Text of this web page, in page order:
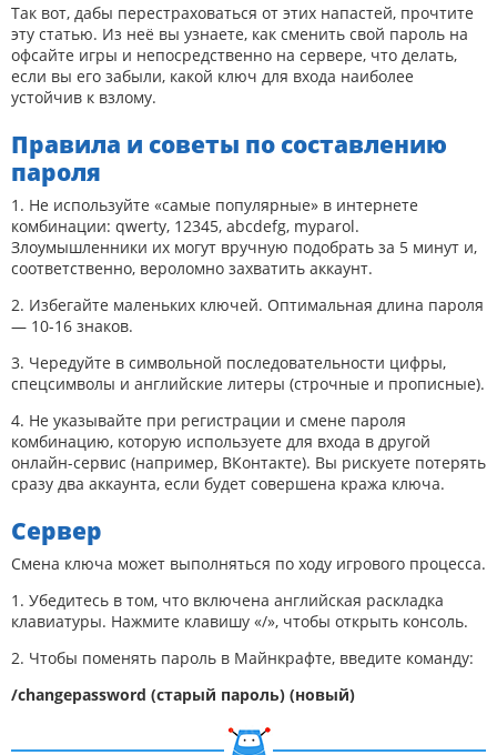
Так вот, дабы перестраховаться от этих напастей, прочтите
эту статью. Из неё вы узнаете, как сменить свой пароль на
офсайте игры и непосредственно на сервере, что делать,
если вы его забыли, какой ключ для входа наиболее
устойчив к взлому.
Правила и советы по составлению
пароля
1. Не используйте «самые популярные» в интернете
комбинации: qwerty, 12345, abcdefg, myparol.
Злоумышленники их могут вручную подобрать за 5 минут и,
соответственно, вероломно захватить аккаунт.
2. Избегайте маленьких ключей. Оптимальная длина пароля
— 10-16 знаков.
3. Чередуйте в символьной последовательности цифры,
спецсимволы и английские литеры (строчные и прописные).
4. Не указывайте при регистрации и смене пароля
комбинацию, которую используете для входа в другой
онлайн-сервис (например, ВКонтакте). Вы рискуете потерять
сразу два аккаунта, если будет совершена кража ключа.
Сервер
Смена ключа может выполняться по ходу игрового процесса.
1. Убедитесь в том, что включена английская раскладка
клавиатуры. Нажмите клавишу «/», чтобы открыть консоль.
2. Чтобы поменять пароль в Майнкрафте, введите команду:
/changepassword (старый пароль) (новый)